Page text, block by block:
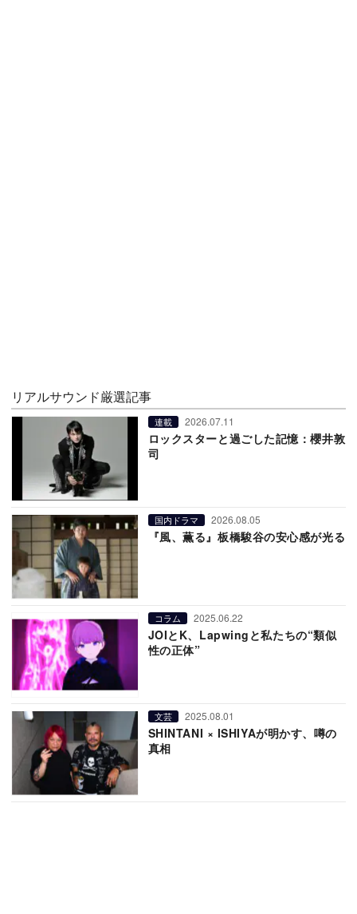
リアルサウンド厳選記事
連載 2026.07.11
ロックスターと過ごした記憶：櫻井敦
司
国内ドラマ 2026.08.05
『風、薫る』板橋駿谷の安心感が光る
コラム 2025.06.22
JOIとK、Lapwingと私たちの“類似
性の正体”
文芸 2025.08.01
SHINTANI × ISHIYAが明かす、噂の
真相